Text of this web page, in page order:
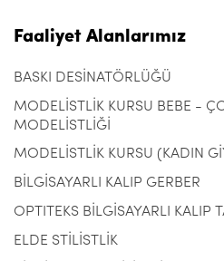
Faaliyet Alanlarımız
BASKI DESİNATÖRLÜĞÜ
MODELİSTLİK KURSU BEBE -
MODELİSTLİĞİ
MODELİSTLİK KURSU (KADIN
BİLGİSAYARLI KALIP GERBER
OPTITEKS BİLGİSAYARLI KALIP
ELDE STİLİSTLİK